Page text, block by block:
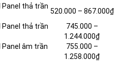
Panel thả trần
520.000 – 867.000₫
Panel thả trần
745.000 –
1.244.000₫
Panel âm trần
755.000 –
1.258.000₫